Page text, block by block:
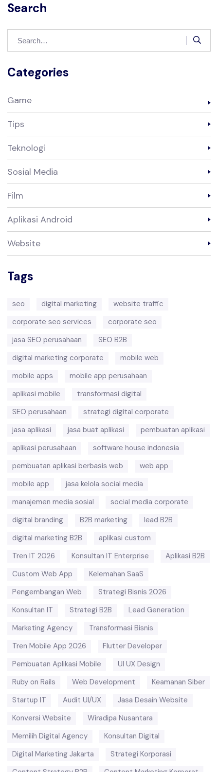
Search
Categories
Game
Tips
Teknologi
Sosial Media
Film
Aplikasi Android
Website
Tags
seo digital marketing
website traffic
corporate seo services
corporate seo
jasa SEO perusahaan
SEO B2B
digital marketing corporate
mobile web
mobile apps
mobile app perusahaan
aplikasi mobile
transformasi digital
SEO perusahaan
strategi digital corporate
jasa aplikasi
jasa buat aplikasi
pembuatan aplikasi
aplikasi perusahaan
software house indonesia
pembuatan aplikasi berbasis web
web app
mobile app
jasa kelola social media
manajemen media sosial
social media corporate
digital branding
B2B marketing
lead B2B
digital marketing B2B
aplikasi custom
Tren IT 2026
Konsultan IT Enterprise
Aplikasi B2B
Custom Web App
Kelemahan SaaS
Pengembangan Web
Strategi Bisnis 2026
Konsultan IT
Strategi B2B
Lead Generation
Marketing Agency
Transformasi Bisnis
Tren Mobile App 2026
Flutter Developer
Pembuatan Aplikasi Mobile
UI UX Design
Ruby on Rails
Web Development
Keamanan Siber
Startup IT
Audit UI/UX
Jasa Desain Website
Konversi Website
Wiradipa Nusantara
Memilih Digital Agency
Konsultan Digital
Digital Marketing Jakarta
Strategi Korporasi